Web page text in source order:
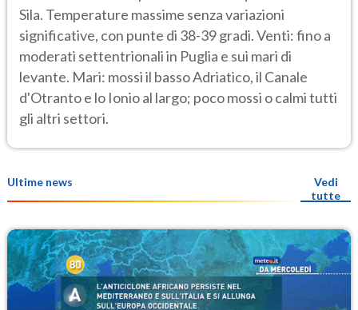
Sila. Temperature massime senza variazioni
significative, con punte di 38-39 gradi. Venti: fino a
moderati settentrionali in Puglia e sui mari di
levante. Mari: mossi il basso Adriatico, il Canale
d'Otranto e lo Ionio al largo; poco mossi o calmi tutti
gli altri settori.
Ultime news
Vedi
tutte